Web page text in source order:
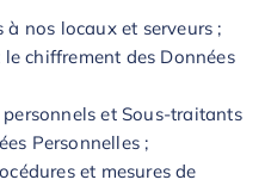
à nos locaux et serveurs ;
chiffrement des Données
et Sous-traitants
Personnelles ;
et mesures de